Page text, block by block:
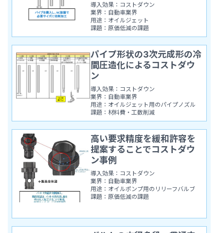
導入効果：コストダウン
業界：自動車業界
用途：オイルジェット
課題：原価低減の課題
パイプ形状の3次元成形の冷
間圧造化によるコストダウ
ン
導入効果：コストダウン
業界：自動車業界
用途：オイルジェット用のパイプノズル
課題：材料費・工数削減
高い要求精度を緩和許容を
提案することでコストダウ
ン事例
導入効果：コストダウン
業界：自動車業界
用途：オイルポンプ用のリリーフバルブ
課題：原価低減の課題